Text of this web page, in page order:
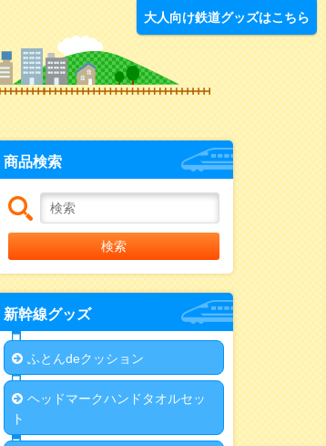
大人向け鉄道グッズはこちら
オリジナルグ
商品検索
検索
新幹線グッズ
ふとんdeクッション
ヘッドマークハンドタオルセッ
ト